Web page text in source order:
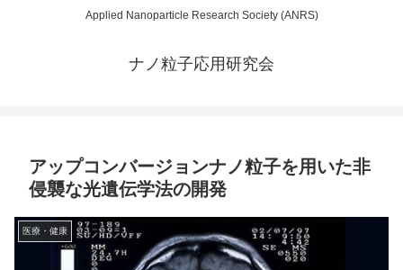
Applied Nanoparticle Research Society (ANRS)
ナノ粒子応用研究会
アップコンバージョンナノ粒子を用いた非
侵襲な光遺伝学法の開発
医療・健康